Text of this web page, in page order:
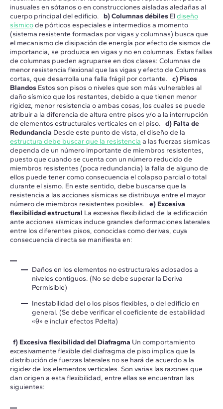
inusuales en sótanos o en construcciones aisladas aledañas al
cuerpo principal del edificio. b) Columnas débiles Eldiseño
sísmicode pórticos especiales e intermedios a momento
(sistema resistente formadas por vigas y columnas) busca que
el mecanismo de disipación de energía por efecto de sismos de
importancia, se produzca en vigas y no en columnas. Estas fallas
de columnas pueden agruparse en dos clases: Columnas de
menor resistencia flexional que las vigas y efecto de Columnas
cortas, que desarrolla una falla frágil por cortante. c) Pisos
Blandos Estos son pisos o niveles que son más vulnerables al
daño sísmico que los restantes, debido a que tienen menor
rigidez, menor resistencia o ambas cosas, los cuales se puede
atribuir a la diferencia de altura entre pisos y/o a la interrupción
de elementos estructurales verticales en el piso. d) Falta de
Redundancia Desde este punto de vista, el diseño de la
estructura debe buscar que la resistencia a las fuerzas sísmicas
dependa de un número importante de miembros resistentes,
puesto que cuando se cuenta con un número reducido de
miembros resistentes (poca redundancia) la falla de alguno de
ellos puede tener como consecuencia el colapso parcial o total
durante el sismo. En este sentido, debe buscarse que la
resistencia a las acciones sísmicas se distribuya entre el mayor
número de miembros resistentes posibles. e) Excesiva
flexibilidad estructural La excesiva flexibilidad de la edificación
ante acciones sísmicas induce grandes deformaciones laterales
entre los diferentes pisos, conocidas como derivas, cuya
consecuencia directa se manifiesta en:
Daños en los elementos no estructurales adosados a
niveles contiguos. (No se debe superar la Deriva
Permisible)
Inestabilidad del o los pisos flexibles, o del edificio en
general. (Se debe verificar el coeficiente de estabilidad
«θ» e incluir efectos Pdelta)
f) Excesiva flexibilidad del Diafragma Un comportamiento
excesivamente flexible del diafragma de piso implica que la
distribución de fuerzas laterales no se hará de acuerdo a la
rigidez de los elementos verticales. Son varias las razones que
dan origen a esta flexibilidad, entre ellas se encuentran las
siguientes: